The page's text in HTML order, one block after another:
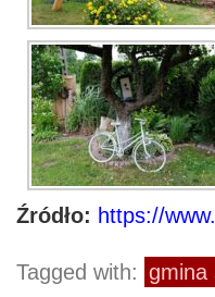
Źródło: https://
Tagged with: gmina